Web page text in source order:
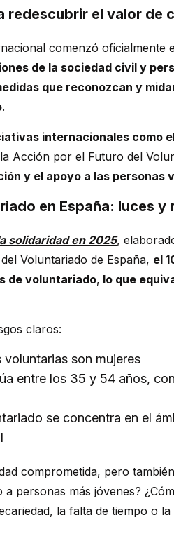
redescubrir el valor de
comenzó oficialmente
de la sociedad civil y
que reconozcan y
.
internacionales como
Acción por el Futuro del
y el apoyo a las personas
en España: luces y
solidaridad en 2025,
Voluntariado de España, el
de voluntariado, lo que
claros:
son mujeres
entre los 35 y 54 años,
se concentra en el
comprometida, pero
personas más jóvenes?
la falta de tiempo o